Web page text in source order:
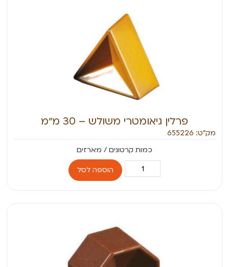
פרלין גיאומטרי משולש – 30 מ״מ
מק״ט: 655226
הוספה לסל